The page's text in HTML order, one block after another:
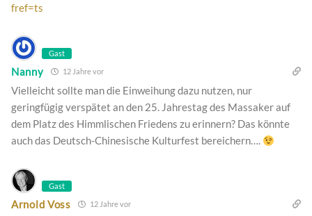
fref=ts
Gast
Nanny 12 Jahre vor
Vielleicht sollte man die Einweihung dazu nutzen, nur
geringfügig verspätet an den 25. Jahrestag des Massaker auf
dem Platz des Himmlischen Friedens zu erinnern? Das könnte
auch das Deutsch-Chinesische Kulturfest bereichern….
Gast
Arnold Voss 12 Jahre vor